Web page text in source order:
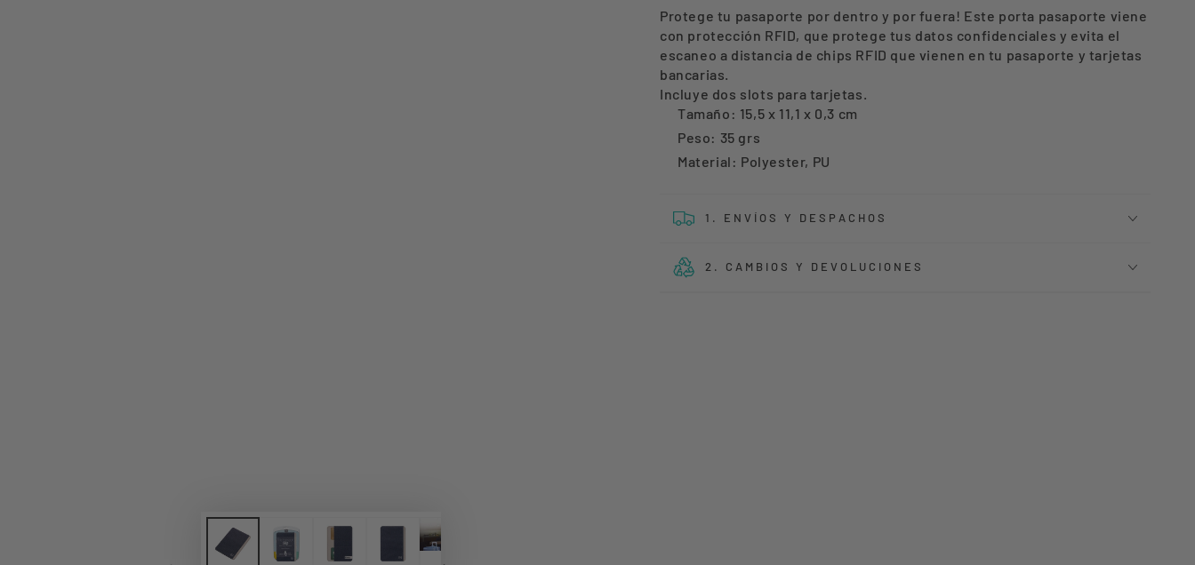
SLIP
CON
BLOQUEO
RFID
SLIP
CON
RFID
Protege tu pasaporte por dentro y por fuera! Este porta pasaporte viene
con protección RFID, que protege tus datos confidenciales y evita el
escaneo a distancia de chips RFID que vienen en tu pasaporte y tarjetas
bancarias.
Incluye dos slots para tarjetas.
Tamaño: 15,5 x 11,1 x 0,3 cm
Peso: 35 grs
Material: Polyester, PU
1. ENVÍOS Y DESPACHOS
2. CAMBIOS Y DEVOLUCIONES